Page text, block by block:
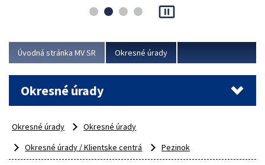
asociácie poisťovní (SLASPO) a Ministerstva vnútra SR.
Viac
pause_presentation
Úvodná stránka MV SR Okresné úrady
Okresné úrady
Okresné úrady
Okresné úrady
Okresné úrady / Klientske centrá
Pezinok